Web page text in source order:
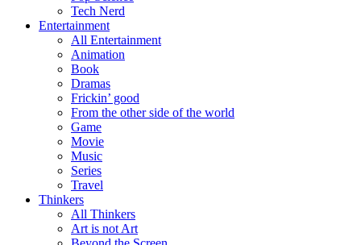
Tech Nerd
Entertainment
All Entertainment
Animation
Book
Dramas
Frickin’ good
From the other side of the world
Game
Movie
Music
Series
Travel
Thinkers
All Thinkers
Art is not Art